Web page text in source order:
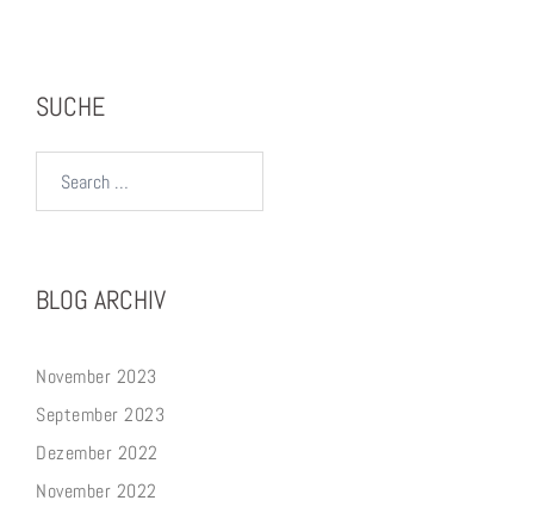
SUCHE
BLOG ARCHIV
November 2023
September 2023
Dezember 2022
November 2022